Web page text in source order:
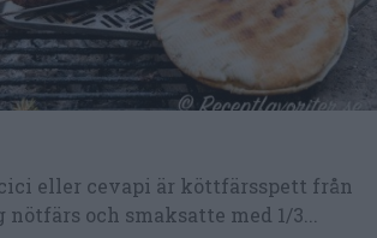
eller cevapi är köttfärsspett från
och smaksatte med 1/3...